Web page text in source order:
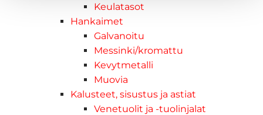
Keulatasot
Hankaimet
Galvanoitu
Messinki/kromattu
Kevytmetalli
Muovia
Kalusteet, sisustus ja astiat
Venetuolit ja -tuolinjalat